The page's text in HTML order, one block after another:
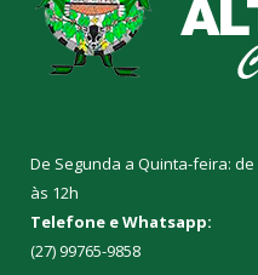
De Segunda a Quinta-feira:
às 12h
Telefone e Whatsapp:
(27) 99765-9858